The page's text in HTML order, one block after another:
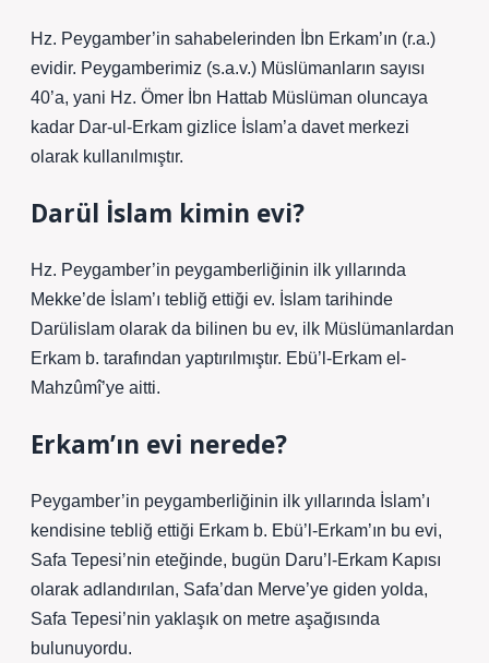
Hz. Peygamber’in sahabelerinden İbn Erkam’ın (r.a.)
evidir. Peygamberimiz (s.a.v.) Müslümanların sayısı
40’a, yani Hz. Ömer İbn Hattab Müslüman oluncaya
kadar Dar-ul-Erkam gizlice İslam’a davet merkezi
olarak kullanılmıştır.
Darül İslam kimin evi?
Hz. Peygamber’in peygamberliğinin ilk yıllarında
Mekke’de İslam’ı tebliğ ettiği ev. İslam tarihinde
Darülislam olarak da bilinen bu ev, ilk Müslümanlardan
Erkam b. tarafından yaptırılmıştır. Ebü’l-Erkam el-
Mahzûmî’ye aitti.
Erkam’ın evi nerede?
Peygamber’in peygamberliğinin ilk yıllarında İslam’ı
kendisine tebliğ ettiği Erkam b. Ebü’l-Erkam’ın bu evi,
Safa Tepesi’nin eteğinde, bugün Daru’l-Erkam Kapısı
olarak adlandırılan, Safa’dan Merve’ye giden yolda,
Safa Tepesi’nin yaklaşık on metre aşağısında
bulunuyordu.